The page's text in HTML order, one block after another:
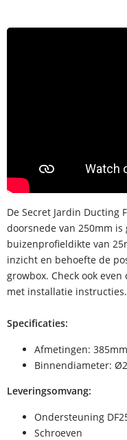
De Secret Jardin Ducting
doorsnede van 250mm
buizenprofieldikte van
inzicht en behoefte de
growbox. Check ook
met installatie instructies.
Specificaties:
Afmetingen:
Binnendiameter:
Leveringsomvang:
Ondersteuning
Schroeven